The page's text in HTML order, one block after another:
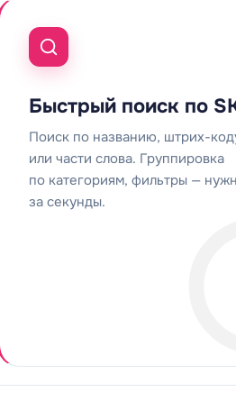
Быстрый поиск по
Поиск по названию, штрих-
или части слова. Группировка
по категориям, фильтры —
за секунды.